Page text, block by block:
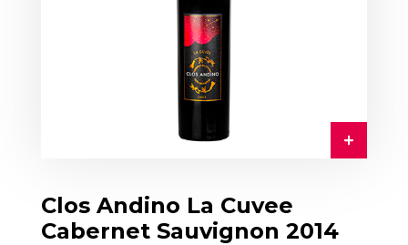
Clos Andino La Cuvee
Cabernet Sauvignon 2014